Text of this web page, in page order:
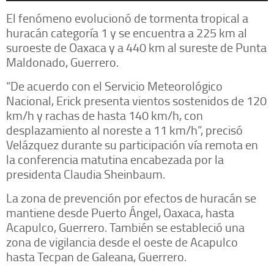
El fenómeno evolucionó de tormenta tropical a
huracán categoría 1 y se encuentra a 225 km al
suroeste de Oaxaca y a 440 km al sureste de Punta
Maldonado, Guerrero.
“De acuerdo con el Servicio Meteorológico
Nacional, Erick presenta vientos sostenidos de 120
km/h y rachas de hasta 140 km/h, con
desplazamiento al noreste a 11 km/h”, precisó
Velázquez durante su participación vía remota en
la conferencia matutina encabezada por la
presidenta Claudia Sheinbaum.
La zona de prevención por efectos de huracán se
mantiene desde Puerto Ángel, Oaxaca, hasta
Acapulco, Guerrero. También se estableció una
zona de vigilancia desde el oeste de Acapulco
hasta Tecpan de Galeana, Guerrero.